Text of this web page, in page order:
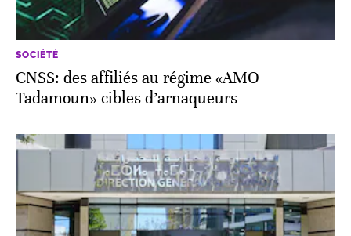
SOCIÉTÉ
CNSS: des affiliés au régime «AMO
Tadamoun» cibles d’arnaqueurs